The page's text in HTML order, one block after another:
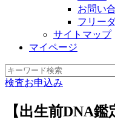
お問い
フリー
サイトマップ
マイページ
検査お申込み
【出生前DNA